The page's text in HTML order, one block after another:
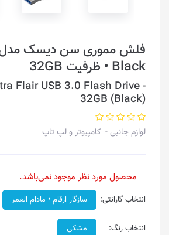
Black • ظرفیت 32GB
Flair USB 3.0 Flash Drive -
32GB (Black)
لوازم جانبی کامپیوتر و لپ تاپ
محصول مورد نظر موجود نمی‌باشد.
انتخاب گارانتی: سازگار ارقام • مادام العمر
انتخاب رنگ: مشکی